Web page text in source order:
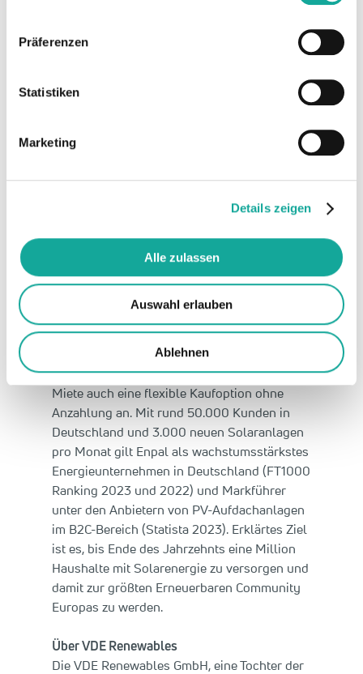
Präferenzen
Statistiken
Marketing
Details zeigen
Alle zulassen
Auswahl erlauben
Ablehnen
derzeit mehrere tausend neue Solarlösungen
2030 eine Million Haushalte mit grüner
Enpal bietet das Komplettpaket für ein
Speicher und Wallbox, ergänzt um
intelligenten Energiemanager und
Ökostromtarif. Das Besondere: Enpal
vermietet die Solaranlagen und kümmert sich
Kundensparen sich damit die hohen
Anschaffungskosten und profitieren von
einem Rundum-Sorglos-Paket. Seit März
bietet Enpal neben dem Komplettpaket zur
Miete auch eine flexible Kaufoption ohne
Anzahlung an. Mit rund 50.000 Kunden in
Deutschland und 3.000 neuen Solaranlagen
pro Monat gilt Enpal als wachstumsstärkstes
Energieunternehmen in Deutschland (FT1000
Ranking 2023 und 2022) und Markführer
unter den Anbietern von PV-Aufdachanlagen
im B2C-Bereich (Statista 2023). Erklärtes Ziel
ist es, bis Ende des Jahrzehnts eine Million
Haushalte mit Solarenergie zu versorgen und
damit zur größten Erneuerbaren Community
Europas zu werden.
Über VDE Renewables
Die VDE Renewables GmbH, eine Tochter der